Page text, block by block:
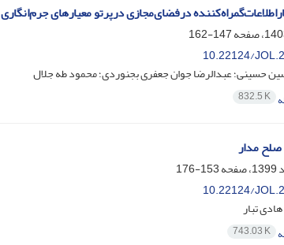
درفضای‌مجازی درپرتو معیارهای جرم‌انگاری
147-162
10.22124/
حسینی؛ عبدالرضا جوان جعفری بجنوردی؛ محمود طه جلال
832.5 K
مدار
153-176
10.22124/
تبار
743.03 K